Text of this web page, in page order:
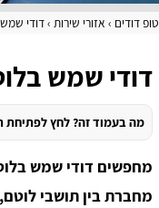
טופ דודים אזורי שירות דודי שמש
דודי שמש
מה בעמוד זה? לחץ לפתיחת
מחפשים דודי שמש
מחברת בין תושבי